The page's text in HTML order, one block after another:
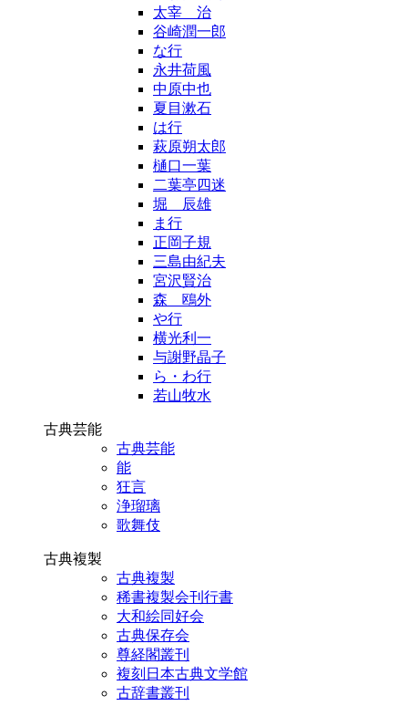
太宰 治
谷崎潤一郎
な行
永井荷風
中原中也
夏目漱石
は行
萩原朔太郎
樋口一葉
二葉亭四迷
堀 辰雄
ま行
正岡子規
三島由紀夫
宮沢賢治
森 鴎外
や行
横光利一
与謝野晶子
ら・わ行
若山牧水
古典芸能
古典芸能
能
狂言
浄瑠璃
歌舞伎
古典複製
古典複製
稀書複製会刊行書
大和絵同好会
古典保存会
尊経閣叢刊
複刻日本古典文学館
古辞書叢刊